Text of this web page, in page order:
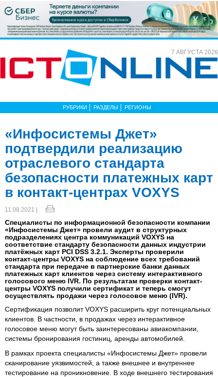
7 АВГУСТА 2026
РУБРИКИ РАЗДЕЛЫ РЕГИОНЫ
«Инфосистемы Джет»
подтвердили реализацию
отраслевого стандарта
безопасности платежных карт
в контакт-центрах VOXYS
11.08.2021 |
Специалисты по информационной безопасности компании
«Инфосистемы Джет» провели аудит в структурных
подразделениях центра коммуникаций VOXYS на
соответствие стандарту безопасности данных индустрии
платёжных карт PCI DSS 3.2.1. Эксперты проверили
контакт-центры VOXYS на соблюдение всех требований
стандарта при передаче в партнерские банки данных
платежных карт клиентов через систему интерактивного
голосового меню IVR. По результатам проверки контакт-
центры VOXYS получили сертификат и теперь смогут
осуществлять продажи через голосовое меню (IVR).
Сертификация позволит VOXYS расширить круг потенциальных
клиентов. В частности, в продажах через интерактивное
голосовое меню могут быть заинтересованы авиакомпании,
системы бронирования гостиниц, аренды автомобилей.
В рамках проекта специалисты «Инфосистемы Джет» провели
сканирование уязвимостей, а также внешнее и внутреннее
тестирование на проникновение. В ходе внешнего тестирования